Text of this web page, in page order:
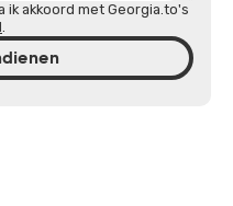
akkoord met Georgia.to's
.